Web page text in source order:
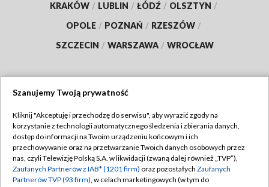
KRAKÓW / LUBLIN / ŁÓDŹ / OLSZTYN /
OPOLE / POZNAŃ / RZESZÓW /
SZCZECIN / WARSZAWA / WROCŁAW
TVP
Abonament TVP
Emisja w TVP
Regulamin TVP
Polityka prywatności
Szanujemy Twoją prywatność
Kliknij "Akceptuję i przechodzę do serwisu", aby wyrazić zgody na
korzystanie z technologii automatycznego śledzenia i zbierania danych,
dostęp do informacji na Twoim urządzeniu końcowym i ich
przechowywanie oraz na przetwarzanie Twoich danych osobowych przez
nas, czyli Telewizję Polską S.A. w likwidacji (zwaną dalej również „TVP”),
Zaufanych Partnerów z IAB* (1201 firm) oraz pozostałych Zaufanych
Partnerów TVP (93 firm), w celach marketingowych (w tym do